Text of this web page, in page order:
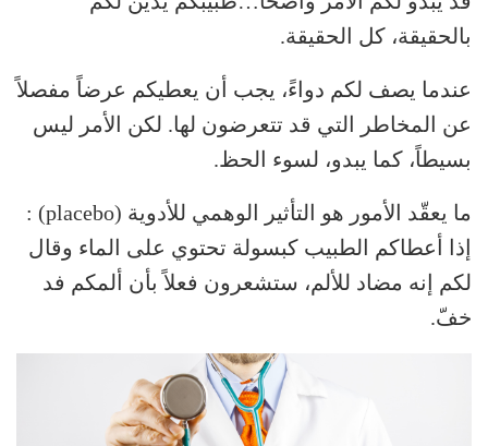
بالحقيقة، كل الحقيقة.
عندما يصف لكم دواءً، يجب أن يعطيكم عرضاً مفصلاً
عن المخاطر التي قد تتعرضون لها. لكن الأمر ليس
بسيطاً، كما يبدو، لسوء الحظ.
ما يعقّد الأمور هو التأثير الوهمي للأدوية (placebo) :
إذا أعطاكم الطبيب كبسولة تحتوي على الماء وقال
لكم إنه مضاد للألم، ستشعرون فعلاً بأن ألمكم فد
خفّ.